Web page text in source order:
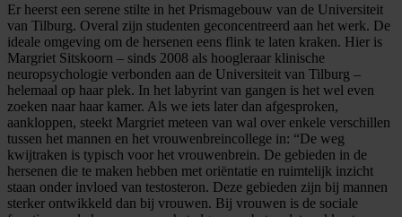
Er heerst een serene stilte in het Prismagebouw van de Universiteit
van Tilburg. Overal zijn studenten geconcentreerd aan het werk. De
ideale omgeving om de hersenen eens flink te laten kraken. Hier is
Margriet Sitskoorn – sinds 2008 als hoogleraar klinische
neuropsychologie verbonden aan de Universiteit van Tilburg –
helemaal op haar plek. In het labyrint van gangen is het wel even
zoeken naar haar kamer. Als we iets later dan afgesproken,
aankloppen, steekt Margriet meteen van wal over enkele verschillen
tussen het mannen en het vrouwenbreincollege in: “De weg
kwijtraken is typisch voor het vrouwenbrein. De gebieden in de
hersenen die te maken hebben met oriëntatie en ruimtelijk inzicht
staan onder invloed van testosteron. Deze gebieden zijn bij mannen
sterker ontwikkeld dan bij vrouwen. Bij vrouwen is de sociale